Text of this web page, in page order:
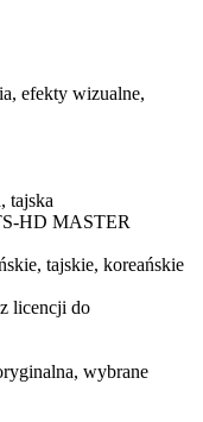
efekty wizualne,
tajska
HD MASTER
tajskie, koreańskie
licencji do
wybrane